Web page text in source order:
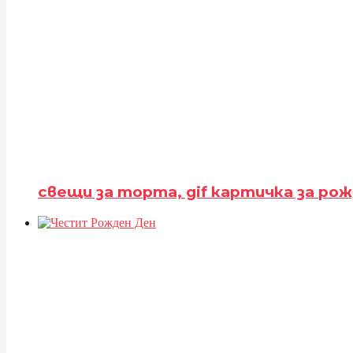
свещи за торта, gif картичка за